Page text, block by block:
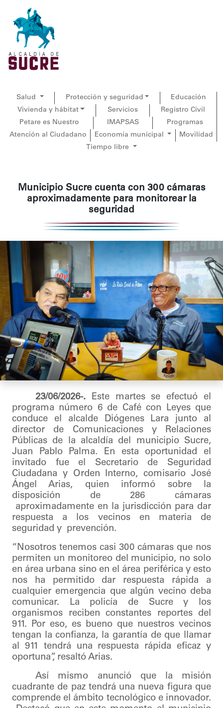
Salud Protección y seguridad
Educación
Vivienda y hábitat
Servicios
Registro Civil
Petare es Nuestro
IMAPSAS
Programas
Atención al Ciudadano
Economía municipal
Movilidad
Tiempo libre
Municipio Sucre cuenta con 300 cámaras
aproximadamente para monitorear la
seguridad
23/06/2026-. Este martes se efectuó el
programa número 6 de Café con Leyes que
conduce el alcalde Diógenes Lara junto al
director de Comunicaciones y Relaciones
Públicas de la alcaldía del municipio Sucre,
Juan Pablo Palma. En esta oportunidad el
invitado fue el Secretario de Seguridad
Ciudadana y Orden Interno, comisario José
Ángel Arias, quien informó sobre la
disposición de 286 cámaras
aproximadamente en la jurisdicción para dar
respuesta a los vecinos en materia de
seguridad y prevención.
“Nosotros tenemos casi 300 cámaras que nos
permiten un monitoreo del municipio, no solo
en área urbana sino en el área periférica y esto
nos ha permitido dar respuesta rápida a
cualquier emergencia que algún vecino deba
comunicar. La policía de Sucre y los
organismos reciben constantes reportes del
911. Por eso, es bueno que nuestros vecinos
tengan la confianza, la garantía de que llamar
al 911 tendrá una respuesta rápida eficaz y
oportuna”, resaltó Arias.
Así mismo anunció que la misión
cuadrante de paz tendrá una nueva figura que
comprende el ámbito tecnológico e innovador.